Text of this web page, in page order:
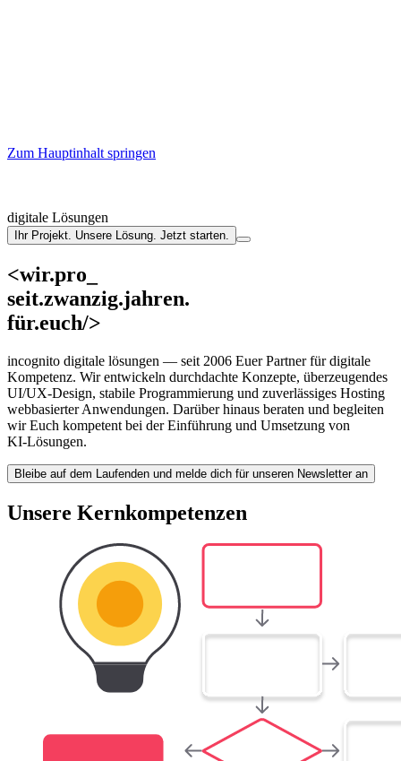
Zum Hauptinhalt springen
digitale Lösungen
Ihr Projekt. Unsere Lösung. Jetzt starten.
<wir.programmieren.
seit.zwanzig.jahren.
für.euch/>
incognito digitale lösungen — seit 2006 Euer Partner für digitale
Kompetenz. Wir entwickeln durchdachte Konzepte, überzeugendes
UI/UX‑Design, stabile Programmierung und zuverlässiges Hosting
webbasierter Anwendungen. Darüber hinaus beraten und begleiten
wir Euch kompetent bei der Einführung und Umsetzung von
KI‑Lösungen.
Bleibe auf dem Laufenden und melde dich für unseren Newsletter an
Unsere Kernkompetenzen